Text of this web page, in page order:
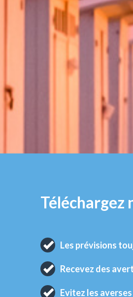
Téléchargez
Les prévisions
Recevez des
Evitez les